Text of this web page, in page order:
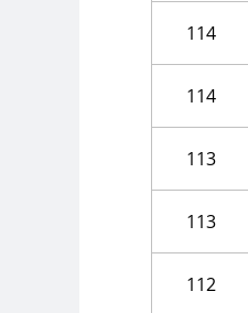
114
114
113
113
112